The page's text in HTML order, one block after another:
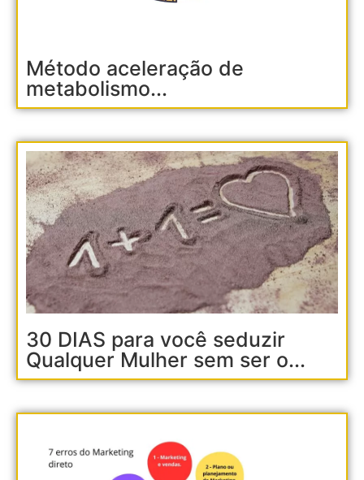
Método aceleração de
metabolismo...
30 DIAS para você seduzir
Qualquer Mulher sem ser o...